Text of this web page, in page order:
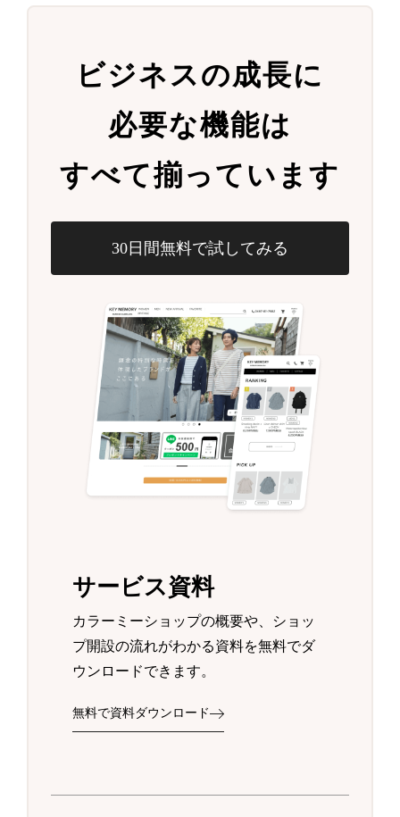
ビジネスの成長に
必要な機能は
すべて揃っています
30日間無料で試してみる
サービス資料
カラーミーショップの概要や、ショッ
プ開設の流れがわかる資料を無料でダ
ウンロードできます。
無料で資料ダウンロード